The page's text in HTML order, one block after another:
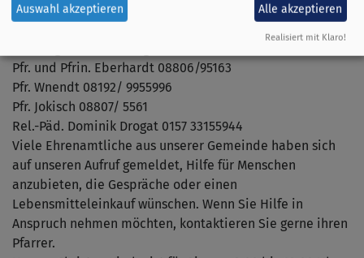
zu Geburtstagen gratulieren.
Pfr. und Pfrin. Eberhardt 08806/95163
Pfr. Wnendt 08192/ 9955996
Pfr. Jokisch 08807/ 5561
Rel.-Päd. Dominik Drogat 0157 33155944
Viele Ehrenamtliche aus unserer Gemeinde haben sich
auf unseren Aufruf gemeldet, Hilfe für Menschen
anzubieten, die Gespräche oder einen
Lebensmitteleinkauf wünschen. Wenn Sie Hilfe in
Anspruch nehmen möchten, kontaktieren Sie gerne ihren
Pfarrer.
Auswahl akzeptieren Alle akzeptieren
Realisiert mit Klaro!